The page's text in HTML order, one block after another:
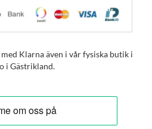
Klarna även i vår fysiska butik i
i Gästrikland.